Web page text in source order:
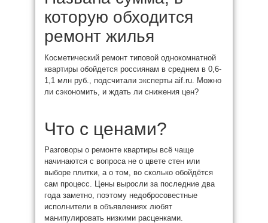
которую обходится
ремонт жилья
Косметический ремонт типовой однокомнатной
квартиры обойдется россиянам в среднем в 0,6-
1,1 млн руб., подсчитали эксперты aif.ru. Можно
ли сэкономить, и ждать ли снижения цен?
Что с ценами?
Разговоры о ремонте квартиры всё чаще
начинаются с вопроса не о цвете стен или
выборе плитки, а о том, во сколько обойдётся
сам процесс. Цены выросли за последние два
года заметно, поэтому недобросовестные
исполнители в объявлениях любят
манипулировать низкими расценками.